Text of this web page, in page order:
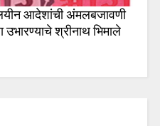
आदेशांची अंमलबजावणी
श्रीनाथ भिमाले